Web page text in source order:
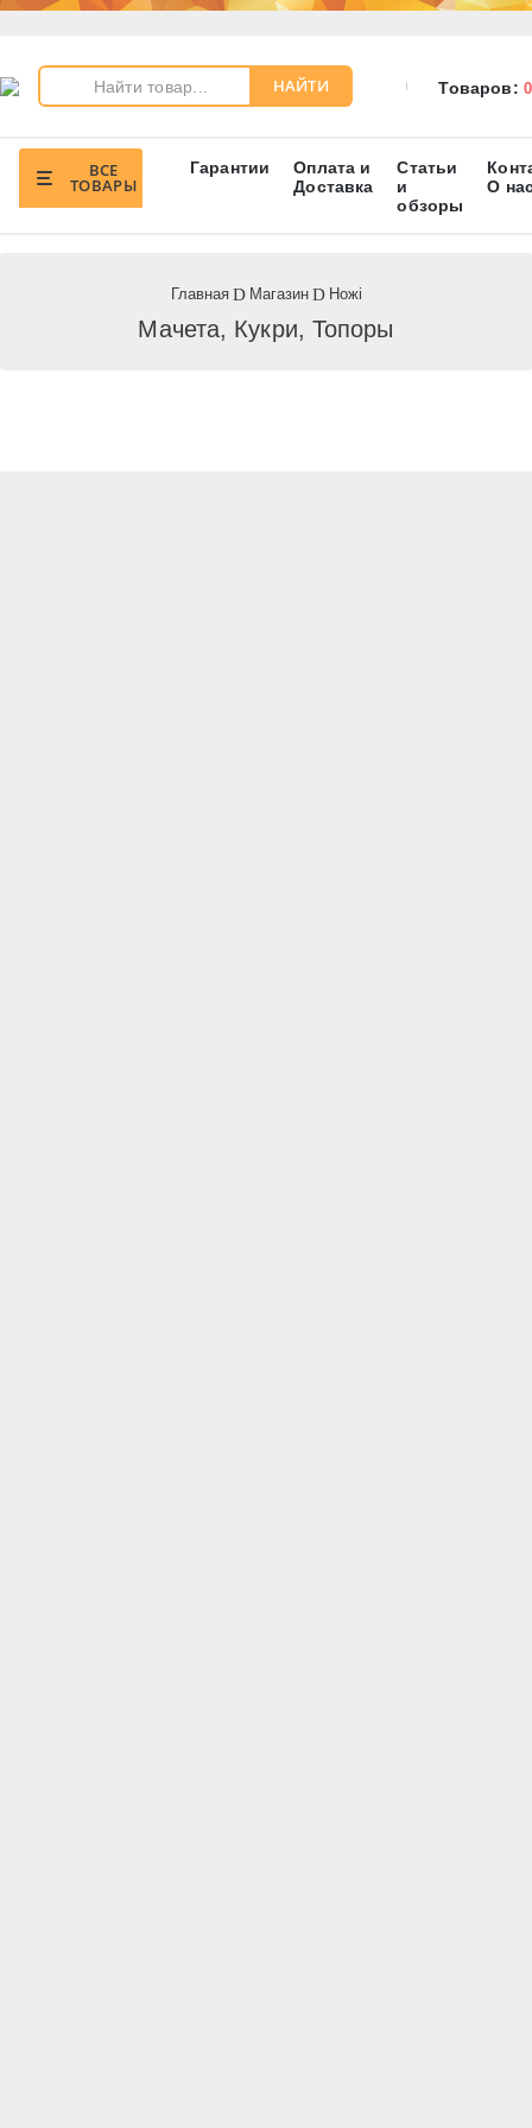
НАЙТИ Товаров: 0
ВСЕ
ТОВАРЫ
Гарантии
Оплата и
Доставка
Статьи
и
обзоры
О
Главная Магазин Ножі
Мачета, Кукри, Топоры